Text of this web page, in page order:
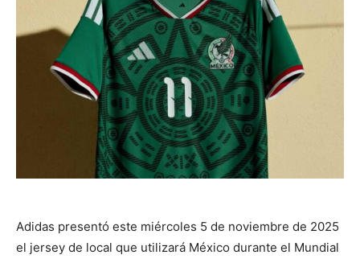
Adidas presentó este miércoles 5 de noviembre de 2025
el jersey de local que utilizará México durante el Mundial